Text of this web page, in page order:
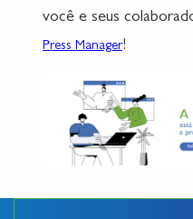
você e seus
Press Manager!